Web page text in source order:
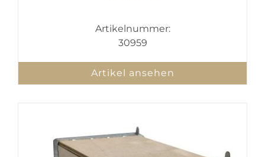
Artikelnummer:
30959
Artikel ansehen